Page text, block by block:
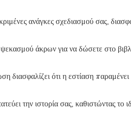
ανάγκες σχεδιασμού σας,
άκρων για να δώσετε στο
ότι η εστίαση
την ιστορία σας, καθιστώντας το